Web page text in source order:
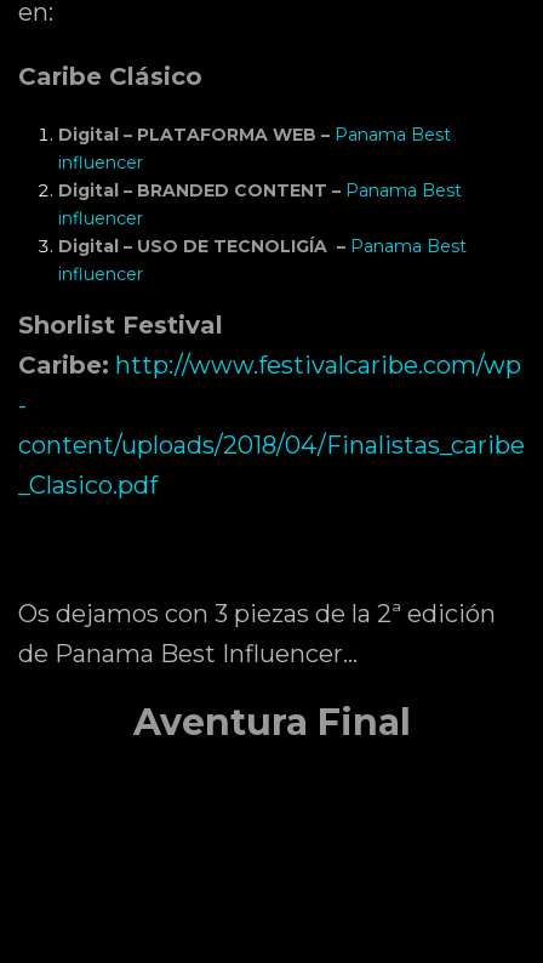
en:
Caribe Clásico
Digital – PLATAFORMA WEB – Panama Best
influencer
Digital – BRANDED CONTENT – Panama Best
influencer
Digital – USO DE TECNOLIGÍA – Panama Best
influencer
Shorlist Festival
Caribe: http://www.festivalcaribe.com/wp
-
content/uploads/2018/04/Finalistas_caribe
_Clasico.pdf
Os dejamos con 3 piezas de la 2ª edición
de Panama Best Influencer…
Aventura Final